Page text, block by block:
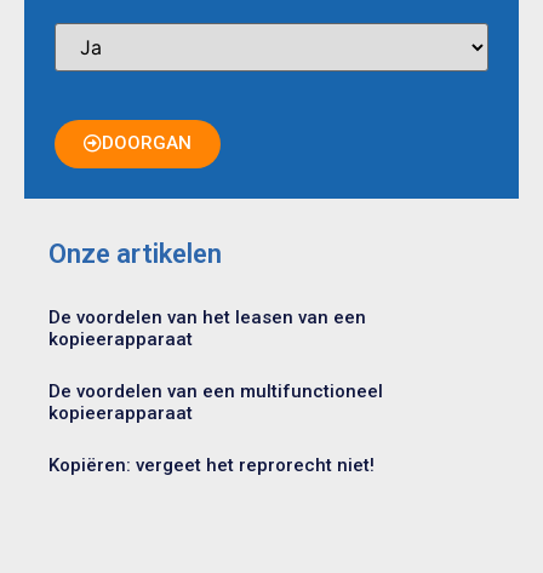
DOORGAN
Onze artikelen
De voordelen van het leasen van een
kopieerapparaat
De voordelen van een multifunctioneel
kopieerapparaat
Kopiëren: vergeet het reprorecht niet!